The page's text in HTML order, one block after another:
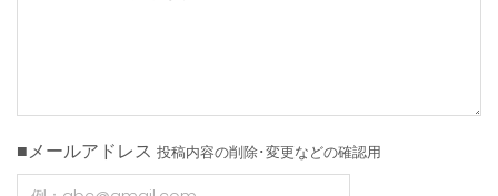
■メールアドレス 投稿内容の削除･変更などの確認用